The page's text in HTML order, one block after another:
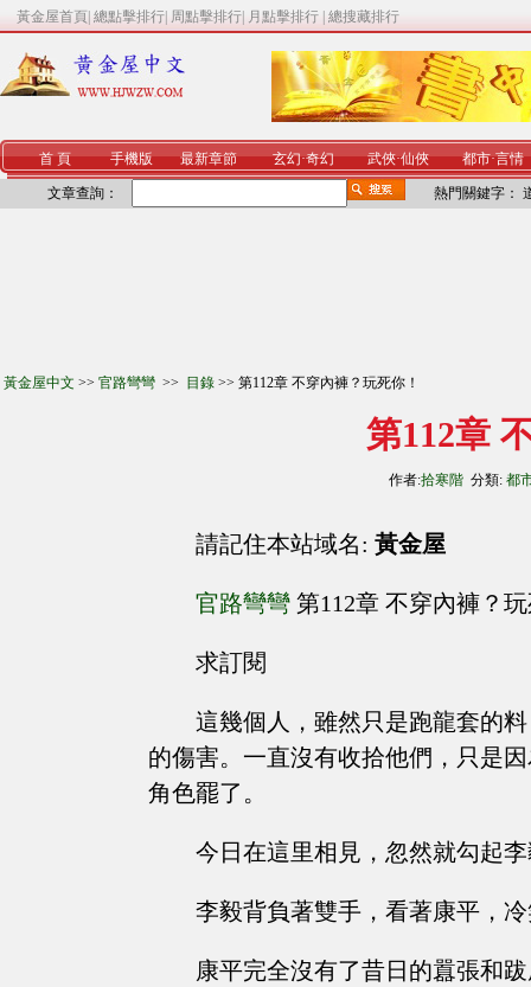
黃金屋首頁 總點擊排行 周點擊排行 月點擊排行 總搜藏排行
首 頁 手機版 最新章節 玄幻·奇幻 武俠·仙俠 都市·言情
文章查詢： 熱門關鍵字：
黃金屋中文 >> 官路彎彎 >> 目錄 >> 第112章 不穿內褲？玩死你！
第112章
作者:拾寒階 分類: 都
請記住本站域名: 黃金屋
官路彎彎 第112章 不穿內褲？
求訂閱
這幾個人，雖然只是跑龍套的
的傷害。一直沒有收拾他們，只是
角色罷了。
今日在這里相見，忽然就勾起
李毅背負著雙手，看著康平，
康平完全沒有了昔日的囂張和